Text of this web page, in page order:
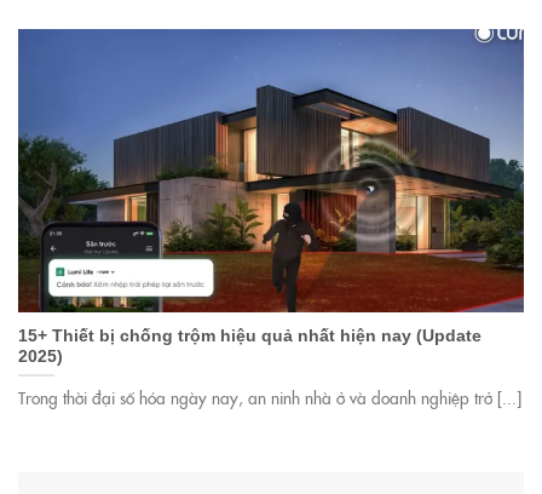
15+ Thiết bị chống trộm hiệu quả nhất hiện nay (Update
2025)
Trong thời đại số hóa ngày nay, an ninh nhà ở và doanh nghiệp trở [...]